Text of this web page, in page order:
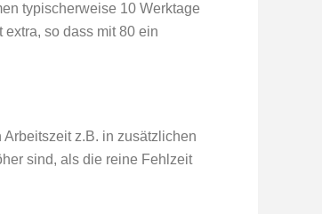
typischerweise 10 Werktage
so dass mit 80 ein
z.B. in zusätzlichen
sind, als die reine Fehlzeit